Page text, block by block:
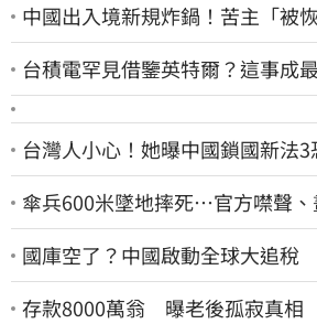
中國出入境新規炸鍋！苦主「被恢
台積電罕見借鑒英特爾？這事成
台灣人小心！她曝中國鎖國新法3
傘兵600米墜地摔死…官方噤聲
國庫空了？中國啟動全球大追稅
存款8000萬翁 曝老後孤寂真相